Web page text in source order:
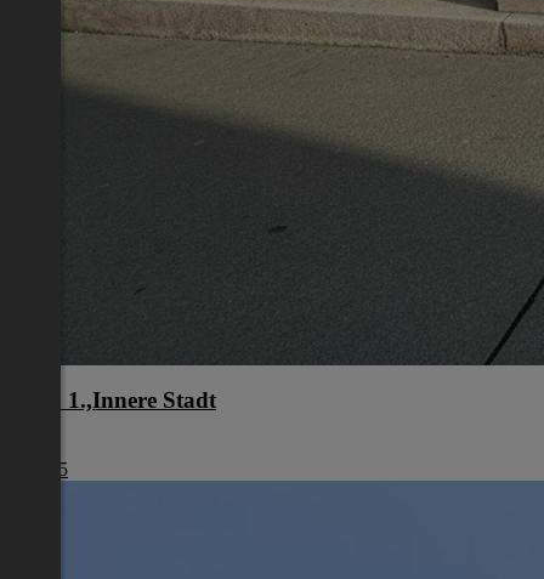
Wien 1.,Innere Stadt
€ 1.245